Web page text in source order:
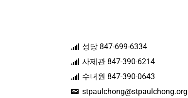
성당 847-699-6334
사제관 847-390-6214
수녀원 847-390-0643
stpaulchong@stpaulchong.org